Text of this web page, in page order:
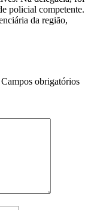
policial competente.
da região,
Campos obrigatórios